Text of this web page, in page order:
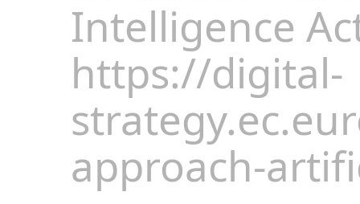
Intelligence
https://digital-
approach-